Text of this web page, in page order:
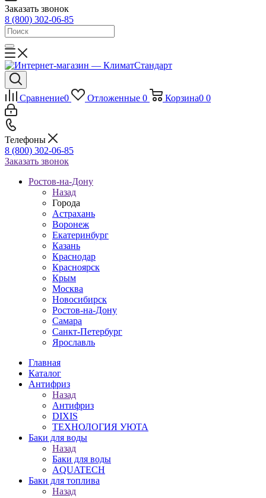
Заказать звонок
8 (800) 302-06-85
Сравнение0 Отложенные 0 Корзина0 0
Телефоны
8 (800) 302-06-85
Заказать звонок
Ростов-на-Дону
Назад
Города
Астрахань
Воронеж
Екатеринбург
Казань
Краснодар
Красноярск
Крым
Москва
Новосибирск
Ростов-на-Дону
Самара
Санкт-Петербург
Ярославль
Главная
Каталог
Антифриз
Назад
Антифриз
DIXIS
ТЕХНОЛОГИЯ УЮТА
Баки для воды
Назад
Баки для воды
AQUATECH
Баки для топлива
Назад